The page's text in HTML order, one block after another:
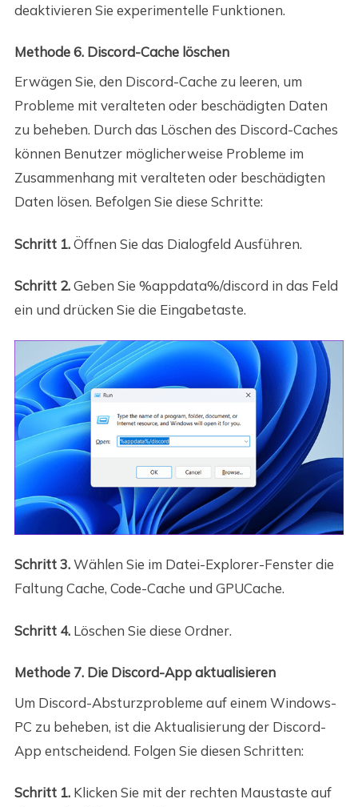
deaktivieren Sie experimentelle Funktionen.
Methode 6. Discord-Cache löschen
Erwägen Sie, den Discord-Cache zu leeren, um
Probleme mit veralteten oder beschädigten Daten
zu beheben. Durch das Löschen des Discord-Caches
können Benutzer möglicherweise Probleme im
Zusammenhang mit veralteten oder beschädigten
Daten lösen. Befolgen Sie diese Schritte:
Schritt 1.Öffnen Sie das Dialogfeld Ausführen.
Schritt 2.Geben Sie %appdata%/discord in das Feld
ein und drücken Sie die Eingabetaste.
Schritt 3.Wählen Sie im Datei-Explorer-Fenster die
Faltung Cache, Code-Cache und GPUCache.
Schritt 4. Löschen Sie diese Ordner.
Methode 7. Die Discord-App aktualisieren
Um Discord-Absturzprobleme auf einem Windows-
PC zu beheben, ist die Aktualisierung der Discord-
App entscheidend. Folgen Sie diesen Schritten:
Schritt 1. Klicken Sie mit der rechten Maustaste auf